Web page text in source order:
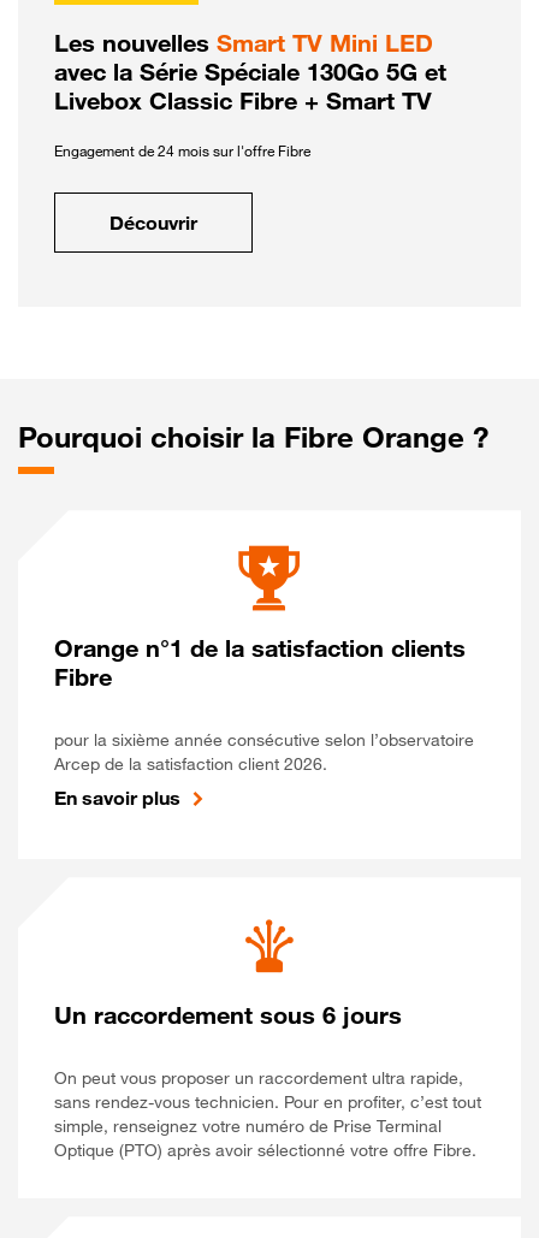
Les nouvelles Smart TV Mini LED
avec la Série Spéciale 130Go 5G et
Livebox Classic Fibre + Smart TV
Engagement de 24 mois sur l'offre Fibre
Découvrir
Pourquoi choisir la Fibre Orange ?
Orange n°1 de la satisfaction clients
Fibre
pour la sixième année consécutive selon l’observatoire
Arcep de la satisfaction client 2026.
En savoir plus
Un raccordement sous 6 jours
On peut vous proposer un raccordement ultra rapide,
sans rendez-vous technicien. Pour en profiter, c’est tout
simple, renseignez votre numéro de Prise Terminal
Optique (PTO) après avoir sélectionné votre offre Fibre.